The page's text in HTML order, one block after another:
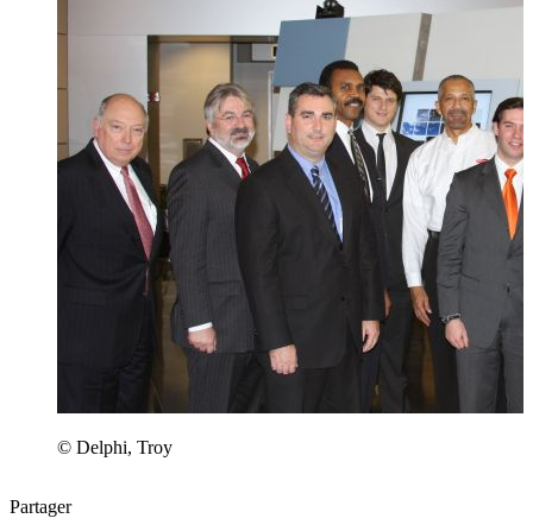
© Delphi, Troy
Partager